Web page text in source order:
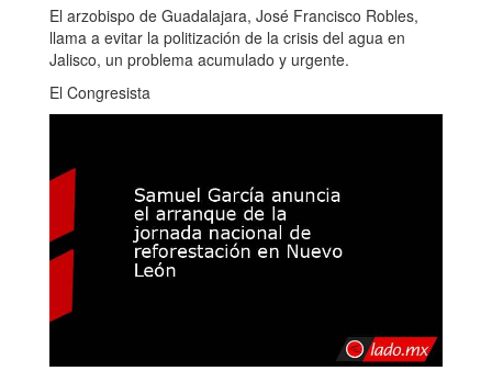
El arzobispo de Guadalajara, José Francisco Robles,
llama a evitar la politización de la crisis del agua en
Jalisco, un problema acumulado y urgente.
El Congresista